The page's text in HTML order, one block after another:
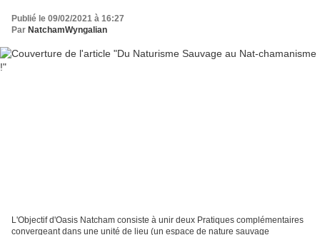
Publié le 09/02/2021 à 16:27
Par NatchamWyngalian
L'Objectif d'Oasis Natcham consiste à unir deux Pratiques complémentaires
convergeant dans une unité de lieu (un espace de nature sauvage